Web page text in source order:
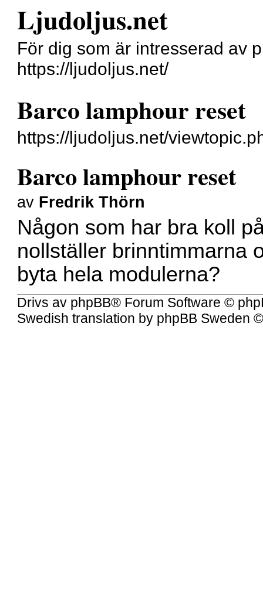
Ljudoljus.net
För dig som är intresserad av
https://ljudoljus.net/
Barco lamphour reset
https://ljudoljus.net/
Barco lamphour reset
av Fredrik Thörn
Någon som har bra koll
nollställer brinntimmarna
byta hela modulerna?
Drivs av phpBB® Forum Software ©
Swedish translation by phpBB Sweden